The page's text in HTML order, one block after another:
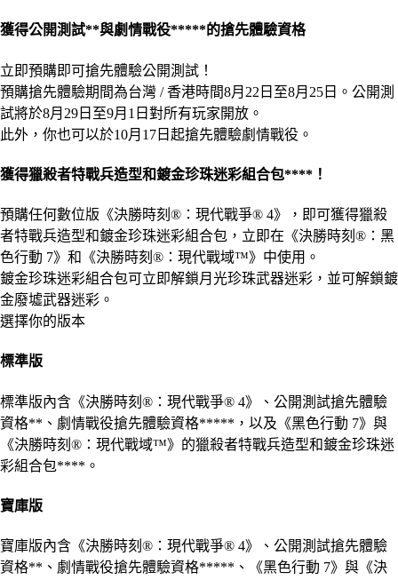
獲得公開測試**與劇情戰役*****的搶先體驗資格
立即預購即可搶先體驗公開測試！
預購搶先體驗期間為台灣 / 香港時間8月22日至8月25日。公開測
試將於8月29日至9月1日對所有玩家開放。
此外，你也可以於10月17日起搶先體驗劇情戰役。
獲得獵殺者特戰兵造型和鍍金珍珠迷彩組合包****！
預購任何數位版《決勝時刻®：現代戰爭® 4》，即可獲得獵殺
者特戰兵造型和鍍金珍珠迷彩組合包，立即在《決勝時刻®：黑
色行動 7》和《決勝時刻®：現代戰域™》中使用。
鍍金珍珠迷彩組合包可立即解鎖月光珍珠武器迷彩，並可解鎖鍍
金廢墟武器迷彩。
選擇你的版本
標準版
標準版內含《決勝時刻®：現代戰爭® 4》、公開測試搶先體驗
資格**、劇情戰役搶先體驗資格*****，以及《黑色行動 7》與
《決勝時刻®：現代戰域™》的獵殺者特戰兵造型和鍍金珍珠迷
彩組合包****。
寶庫版
寶庫版內含《決勝時刻®：現代戰爭® 4》、公開測試搶先體驗
資格**、劇情戰役搶先體驗資格*****、《黑色行動 7》與《決